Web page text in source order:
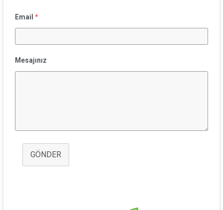
Email *
Mesajınız
GÖNDER